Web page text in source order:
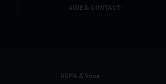
AIDE & CONTACT
UCPA & Vous